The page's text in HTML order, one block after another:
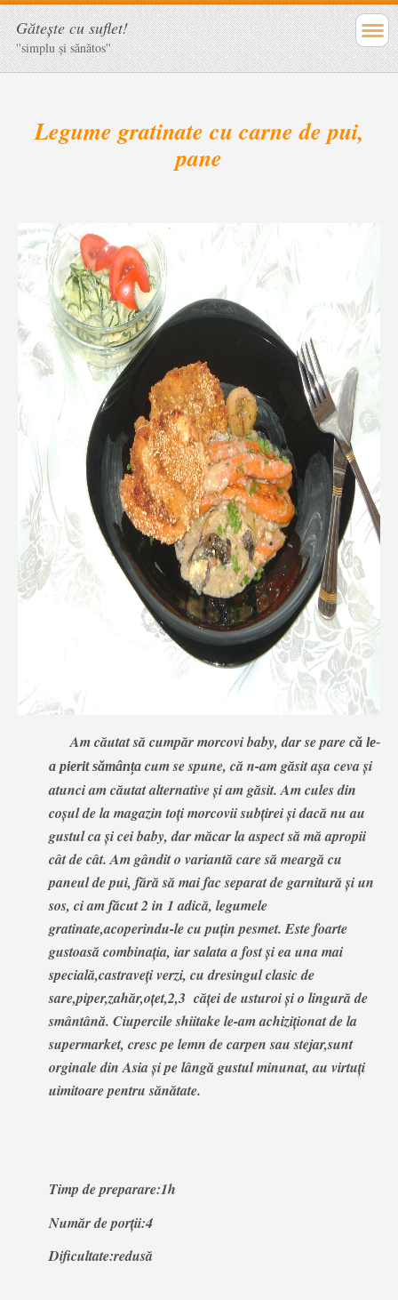
Găteşte cu suflet!
''simplu şi sănătos''
Legume gratinate cu carne de pui,
pane
Am căutat să cumpăr morcovi baby, dar se parecă le-
a pierit sămânțacum se spune, că n-am găsit așa ceva și
atunci am căutat alternative și am găsit. Am cules din
coșul de la magazin toți morcovii subțirei și dacă nu au
gustul ca și cei baby, dar măcar la aspect să mă apropii
cât de cât. Am gândit o variantă care să meargă cu
paneul de pui, fără să mai fac separat de garnitură și un
sos, ci am făcut 2 in 1 adică, legumele
gratinate,acoperindu-le cu puțin pesmet. Este foarte
gustoasă combinația, iar salata a fost și ea una mai
specială,castraveți verzi, cu dresingul clasic de
sare,piper,zahăr,oțet,2,3 căței de usturoi și o lingură de
smântână. Ciupercile shiitake le-am achiziționat de la
supermarket, cresc pe lemn de carpen sau stejar,sunt
orginale din Asia și pe lângă gustul minunat, au virtuți
uimitoare pentru sănătate.
Timp de preparare:1h
Număr de porții:4
Dificultate:redusă